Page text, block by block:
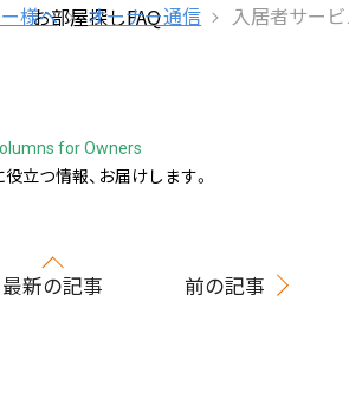
お部屋探しFAQ
様へ オーナー通信 入居者サー
for Owners
立つ情報、お届けします。
最新の記事 前の記事